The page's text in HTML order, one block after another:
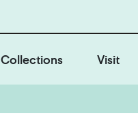
Collections Visit